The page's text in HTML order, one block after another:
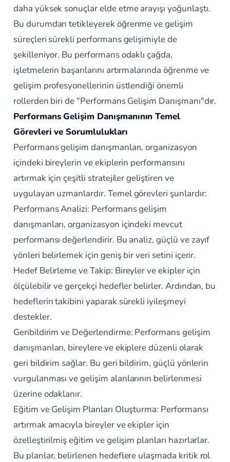
daha yüksek sonuçlar elde etme arayışı yoğunlaştı.
Bu durumdan tetikleyerek öğrenme ve gelişim
süreçleri sürekli performans gelişimiyle de
şekilleniyor. Bu performans odaklı çağda,
işletmelerin başarılarını artırmalarında öğrenme ve
gelişim profesyonellerinin üstlendiği önemli
rollerden biri de "Performans Gelişim Danışmanı"dır.
Performans Gelişim Danışmanının Temel
Görevleri ve Sorumlulukları
Performans gelişim danışmanları, organizasyon
içindeki bireylerin ve ekiplerin performansını
artırmak için çeşitli stratejiler geliştiren ve
uygulayan uzmanlardır. Temel görevleri şunlardır:
Performans Analizi: Performans gelişim
danışmanları, organizasyon içindeki mevcut
performansı değerlendirir. Bu analiz, güçlü ve zayıf
yönleri belirlemek için geniş bir veri setini içerir.
Hedef Belirleme ve Takip: Bireyler ve ekipler için
ölçülebilir ve gerçekçi hedefler belirler. Ardından, bu
hedeflerin takibini yaparak sürekli iyileşmeyi
destekler.
Geribildirim ve Değerlendirme: Performans gelişim
danışmanları, bireylere ve ekiplere düzenli olarak
geri bildirim sağlar. Bu geri bildirim, güçlü yönlerin
vurgulanması ve gelişim alanlarının belirlenmesi
üzerine odaklanır.
Eğitim ve Gelişim Planları Oluşturma: Performansı
artırmak amacıyla bireyler ve ekipler için
özelleştirilmiş eğitim ve gelişim planları hazırlarlar.
Bu planlar, belirlenen hedeflere ulaşmada kritik rol